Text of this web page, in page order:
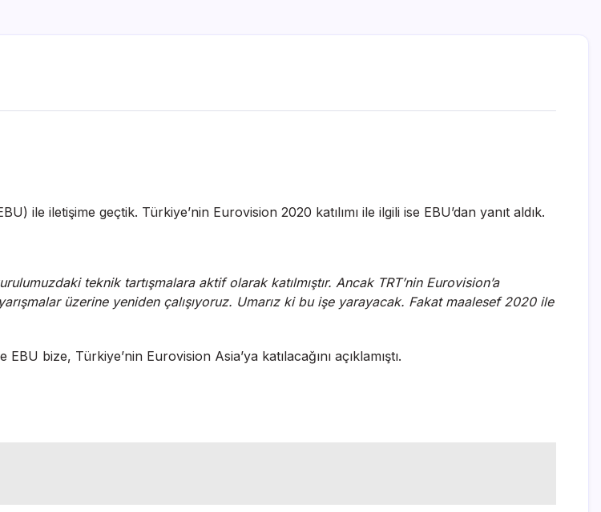
ile iletişime geçtik. Türkiye’nin Eurovision 2020 katılımı ile ilgili ise EBU’dan yanıt aldık.
teknik tartışmalara aktif olarak katılmıştır. Ancak TRT’nin Eurovision’a
üzerine yeniden çalışıyoruz. Umarız ki bu işe yarayacak. Fakat maalesef 2020 ile
bize, Türkiye’nin Eurovision Asia’ya katılacağını açıklamıştı.